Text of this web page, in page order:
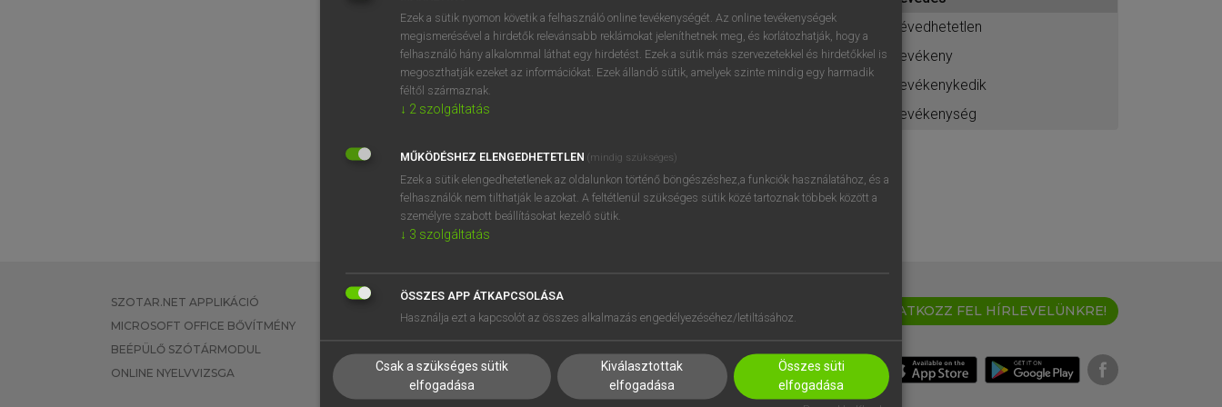
BELÉPÉS
próbaverziójának elindításához
regisztrálok ésbelépek.
REGISZTRÁCIÓ
tévedhetetlen
tevékeny
tevékenykedik
tevékenység
SZOTAR.NET APPLIKÁCIÓ
MICROSOFT OFFICE BŐVÍTMÉNY
BEÉPÜLŐ SZÓTÁRMODUL
ONLINE NYELVVIZSGA
EGYÉNI FELHASZNÁLÓKNAK
TANULÓKNAK
VÁLLALATI MEGOLDÁSOK
SÚGÓ
RÓLUNK
SÜTI BEÁLLÍTÁSOK
IRATKOZZ FEL HÍRLEVELÜNKRE!
Ezek a sütik nyomon követik a felhasználó online tevékenységét. Az online tevékenységek
megismerésével a hirdetők relevánsabb reklámokat jeleníthetnek meg, és korlátozhatják, hogy a
felhasználó hány alkalommal láthat egy hirdetést. Ezek a sütik más szervezetekkel és hirdetőkkel is
megoszthatják ezeket az információkat. Ezek állandó sütik, amelyek szinte mindig egy harmadik
féltől származnak.
↓ 2 szolgáltatás
MŰKÖDÉSHEZ ELENGEDHETETLEN (mindig szükséges)
Ezek a sütik elengedhetetlenek az oldalunkon történő böngészéshez,a funkciók használatához, és a
felhasználók nem tilthatják le azokat. A feltétlenül szükséges sütik közé tartoznak többek között a
személyre szabott beállításokat kezelő sütik.
↓ 3 szolgáltatás
ÖSSZES APP ÁTKAPCSOLÁSA
Használja ezt a kapcsolót az összes alkalmazás engedélyezéséhez/letiltásához.
Csak a szükséges sütik
elfogadása
Kiválasztottak
elfogadása
Összes süti
elfogadása